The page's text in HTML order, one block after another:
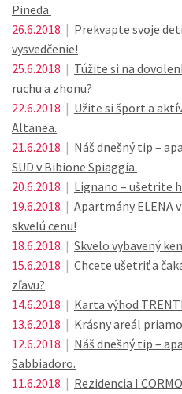
Pineda.
26.6.2018 | Prekvapte svoje
vysvedčenie!
25.6.2018 | Túžite si na
ruchu a zhonu?
22.6.2018 | Užite si šport a
Altanea.
21.6.2018 | Náš dnešný tip –
SUD v Bibione Spiaggia.
20.6.2018 | Lignano – ušetrite
19.6.2018 | Apartmány ELENA
skvelú cenu!
18.6.2018 | Skvelo vybavený
15.6.2018 | Chcete ušetriť a
zľavu?
14.6.2018 | Karta výhod
13.6.2018 | Krásny areál
12.6.2018 | Náš dnešný tip –
Sabbiadoro.
11.6.2018 | Rezidencia I